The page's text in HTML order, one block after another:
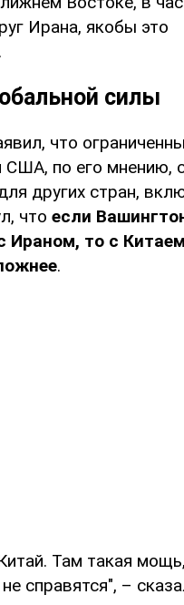
Ирана, якобы это
силы
что
по его мнению,
других стран,
что если
Ираном, то с
.
Там такая
справятся", –